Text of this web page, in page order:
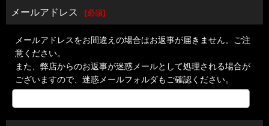
メールアドレス [必須]
メールアドレスをお間違えの場合はお返事が届きません。ご注
意ください。
また、弊店からのお返事が迷惑メールとして処理される場合が
ございますので、迷惑メールフォルダもご確認ください。